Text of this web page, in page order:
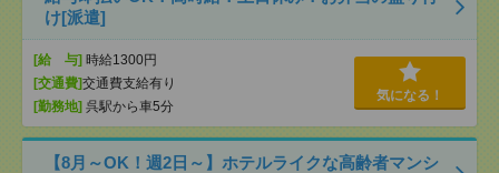
け[派遣]
[給 与] 時給1300円
[交通費]交通費支給有り
[勤務地] 呉駅から車5分
気になる！
【8月～OK！週2日～】ホテルライクな高齢者マンシ